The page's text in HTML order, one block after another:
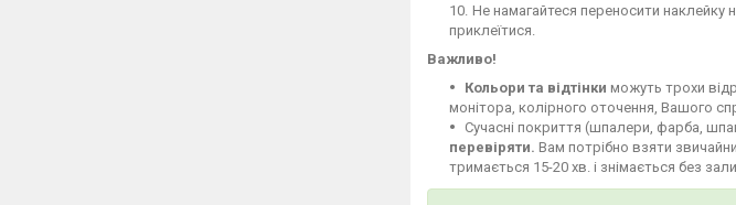
Не намагайтеся переносити наклейку
приклеїтися.
Важливо!
Кольори та відтінки можуть трохи
монітора, колірного оточення, Вашого
Сучасні покриття (шпалери, фарба,
перевіряти. Вам потрібно взяти
тримається 15-20 хв. і знімається без